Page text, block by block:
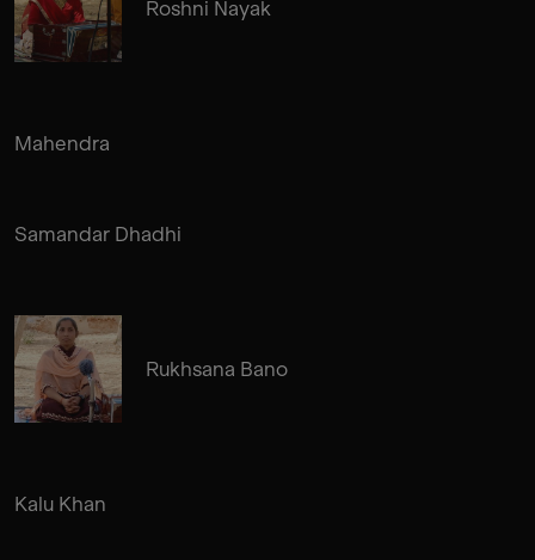
Roshni Nayak
Mahendra
Samandar Dhadhi
Rukhsana Bano
Kalu Khan